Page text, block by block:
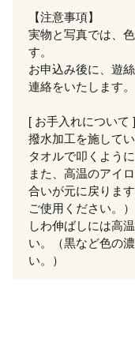
【注意事項】
実物と写真では、
す。
お申込み後に、遊
連絡をいたします。
[ お手入れについて ]
撥水加工を施して
タオルで叩くよう
また、高温のアイ
合いが元に戻りま
ご使用ください。）
しわ伸ばしには高
い。（黒など色の
い。）